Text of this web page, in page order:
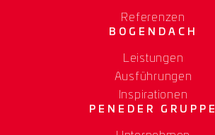
Referenzen
BOGENDACH
Leistungen
Ausführungen
Inspirationen
PENEDER GRUPPE